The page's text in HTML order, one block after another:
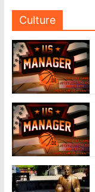
Culture